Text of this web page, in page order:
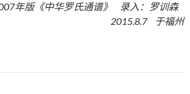
年版《中华罗氏通谱》 录入：罗训森
2015.8.7 于福州